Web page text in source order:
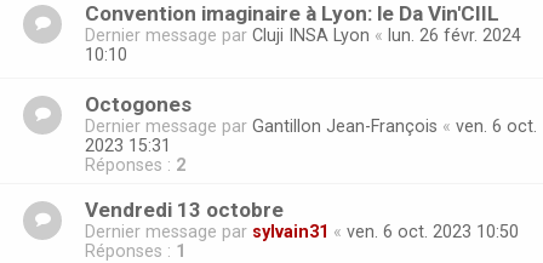
Convention imaginaire à Lyon: le Da Vin'CIIL
Dernier message par Cluji INSA Lyon « lun. 26 févr. 2024
10:10
Octogones
Dernier message par Gantillon Jean-François « ven. 6 oct.
2023 15:31
Réponses : 2
Vendredi 13 octobre
Dernier message par sylvain31 « ven. 6 oct. 2023 10:50
Réponses : 1